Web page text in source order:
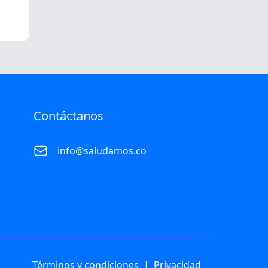
Contáctanos
info@saludamos.co
Términos y condiciones | Privacidad